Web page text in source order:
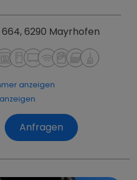
6290 Mayrhofen
anzeigen
Anfragen